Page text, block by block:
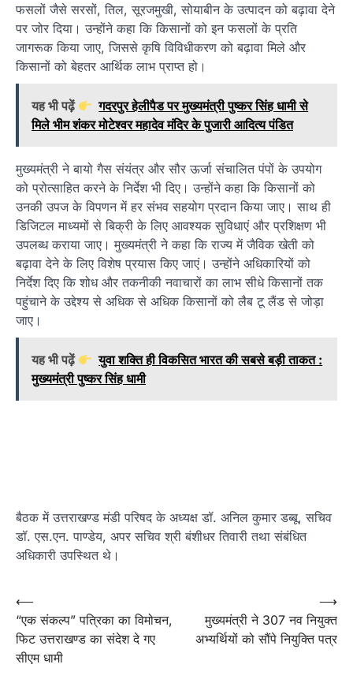
फसलों जैसे सरसों, तिल, सूरजमुखी, सोयाबीन के उत्पादन को बढ़ावा देने
पर जोर दिया। उन्होंने कहा कि किसानों को इन फसलों के प्रति
जागरूक किया जाए, जिससे कृषि विविधीकरण को बढ़ावा मिले और
किसानों को बेहतर आर्थिक लाभ प्राप्त हो।
यह भी पढ़ें
गदरपुर हेलीपैड पर मुख्यमंत्री पुष्कर सिंह धामी से
मिले भीम शंकर मोटेश्वर महादेव मंदिर के पुजारी आदित्य पंडित
मुख्यमंत्री ने बायो गैस संयंत्र और सौर ऊर्जा संचालित पंपों के उपयोग
को प्रोत्साहित करने के निर्देश भी दिए। उन्होंने कहा कि किसानों को
उनकी उपज के विपणन में हर संभव सहयोग प्रदान किया जाए। साथ ही
डिजिटल माध्यमों से बिक्री के लिए आवश्यक सुविधाएं और प्रशिक्षण भी
उपलब्ध कराया जाए। मुख्यमंत्री ने कहा कि राज्य में जैविक खेती को
बढ़ावा देने के लिए विशेष प्रयास किए जाएं। उन्होंने अधिकारियों को
निर्देश दिए कि शोध और तकनीकी नवाचारों का लाभ सीधे किसानों तक
पहुंचाने के उद्देश्य से अधिक से अधिक किसानों को लैब टू लैंड से जोड़ा
जाए।
यह भी पढ़ें
युवा शक्ति ही विकसित भारत की सबसे बड़ी ताकत :
मुख्यमंत्री पुष्कर सिंह धामी
बैठक में उत्तराखण्ड मंडी परिषद के अध्यक्ष डॉ. अनिल कुमार डब्बू, सचिव
डॉ. एस.एन. पाण्डेय, अपर सचिव श्री बंशीधर तिवारी तथा संबंधित
अधिकारी उपस्थित थे।
Post
navigation
⟵
“एक संकल्प” पत्रिका का विमोचन,
फिट उत्तराखण्ड का संदेश दे गए
सीएम धामी
मुख्यमंत्री ने 307 नव नियुक्त
अभ्यर्थियों को सौंपे नियुक्ति पत्र
⟶